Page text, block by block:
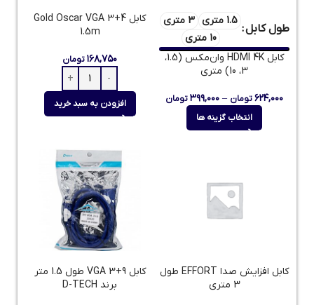
طول کابل
1.5 متری
3 متری
10 متری
کابل HDMI 4K وان‌مکس (1.5،
3، 10) متری
۶۲۴,۰۰۰تومان – ۳۹۹,۰۰۰تومان
انتخاب گزینه ها
کابل Gold Oscar VGA 3+4
1.5m
۱۶۸,۷۵۰تومان
افزودن به سبد خرید
کابل افزایش صدا EFFORT طول
3 متری
کابل 9+3 VGA طول 1.5 متر
برند D-TECH